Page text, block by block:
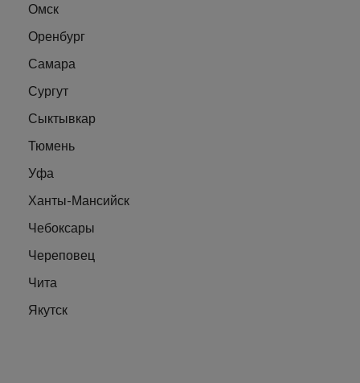
Омск
Оренбург
Самара
Сургут
Сыктывкар
Тюмень
Уфа
Ханты-Мансийск
Чебоксары
Череповец
Чита
Якутск